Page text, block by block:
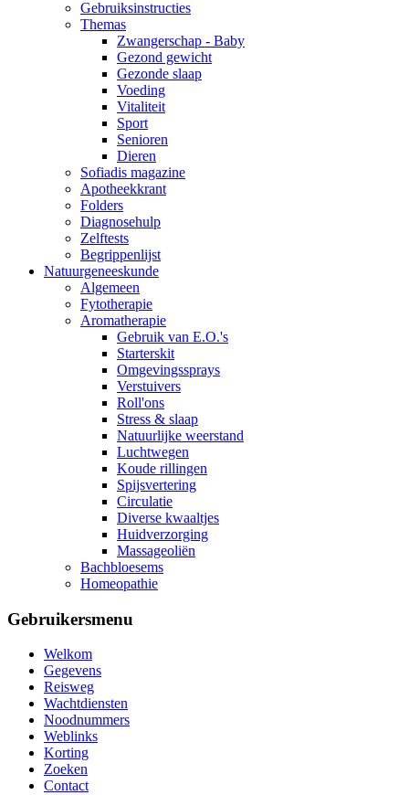
Gebruiksinstructies
Themas
Zwangerschap - Baby
Gezond gewicht
Gezonde slaap
Voeding
Vitaliteit
Sport
Senioren
Dieren
Sofiadis magazine
Apotheekkrant
Folders
Diagnosehulp
Zelftests
Begrippenlijst
Natuurgeneeskunde
Algemeen
Fytotherapie
Aromatherapie
Gebruik van E.O.'s
Starterskit
Omgevingssprays
Verstuivers
Roll'ons
Stress & slaap
Natuurlijke weerstand
Luchtwegen
Koude rillingen
Spijsvertering
Circulatie
Diverse kwaaltjes
Huidverzorging
Massageoliën
Bachbloesems
Homeopathie
Gebruikersmenu
Welkom
Gegevens
Reisweg
Wachtdiensten
Noodnummers
Weblinks
Korting
Zoeken
Contact